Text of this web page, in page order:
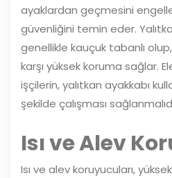
ayaklardan geçmesini
güvenliğini temin eder.
genellikle kauçuk tabanlı
karşı yüksek koruma sağlar.
işçilerin, yalıtkan ayakkabı
şekilde çalışması
Isı ve Alev
Isı ve alev koruyucuları,